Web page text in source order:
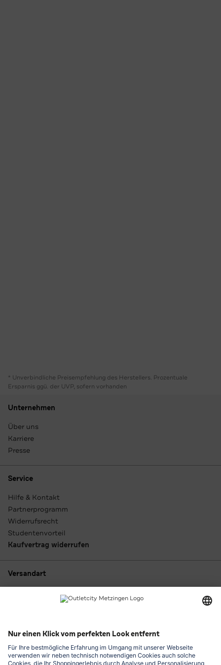
* Unverbindliche Preisempfehlung des Herstellers. Prozentuale
Ersparnis ggü. der UVP, sofern vorhanden
Unternehmen
Über uns
Karriere
Presse
Service
Hilfe & Kontakt
Partnerprogramm
Widerrufsrecht
Studentenvorteil
Kaufvertrag widerrufen
Versandart